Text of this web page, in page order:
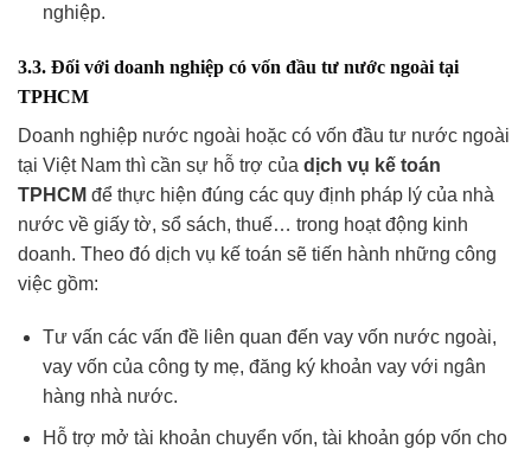
nghiệp.
3.3. Đối với doanh nghiệp có vốn đầu tư nước ngoài tại
TPHCM
Doanh nghiệp nước ngoài hoặc có vốn đầu tư nước ngoài
tại Việt Nam thì cần sự hỗ trợ của dịch vụ kế toán
TPHCM để thực hiện đúng các quy định pháp lý của nhà
nước về giấy tờ, sổ sách, thuế… trong hoạt động kinh
doanh. Theo đó dịch vụ kế toán sẽ tiến hành những công
việc gồm:
Tư vấn các vấn đề liên quan đến vay vốn nước ngoài,
vay vốn của công ty mẹ, đăng ký khoản vay với ngân
hàng nhà nước.
Hỗ trợ mở tài khoản chuyển vốn, tài khoản góp vốn cho